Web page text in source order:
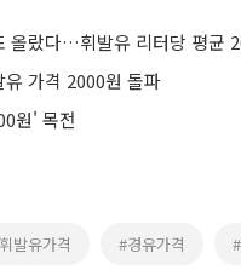
올랐다…휘발유 리터당 평균
가격 2000원 돌파
원' 목전
발유가격 #경유가격